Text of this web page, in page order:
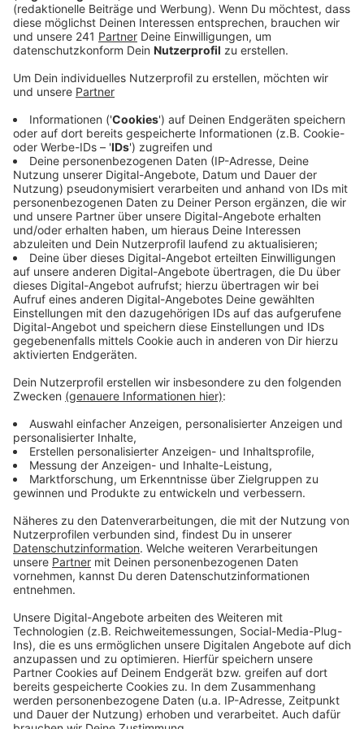
Anzeige
Der Flughafen Köln Bonn belegt mit einer Note von 1,8
sogar einen Spitzenplatz im deutschlandweiten
Vergleich - der Düsseldorfer Flughafen landet mit
einer 2,2 immerhin im oberen Mittelfeld. Luft nach
oben ist laut der Gewerkschaft noch bei der
Gestaltung der Sicherheitsgremien in den Flughäfen.
Dort sollen die Piloten stärker eingebunden
werden. Geprüft werden beim jährlichen
Flughafencheck die Infrastruktur und die
Arbeitsprozesse in Sachen Betriebssicherheit. Den
Check gibt es schon seit über 40 Jahren.
Anzeige
Mehr Meldungen aus Leverkusen
Anzeige
Currenta blickt entspannt auf Rhein-Niedrigwasser
Leverkusener Arbeitnehmer häufiger krank
Leverkusener Bauanträge schneller bearbeiten
Anzeige
Anzeige